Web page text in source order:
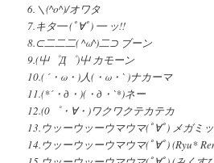
6.＼(^o^)/オワタ
7.キタ━ (ﾟ∀ﾟ) ━ ッ!!
8.⊂二二二( ^ω^)二⊃ ブーン
9.(屮゜Д゜)屮 カモーン
10.( ´・ω・)人(・ω・` )ナカーマ
11.(*´・д・)(・д・`*)ネー
12.(0゜・∀・)ワクワクテカテカ
13.ウッーウッーウマウマ(ﾟ∀ﾟ) メガミ
14.ウッーウッーウマウマ(ﾟ∀ﾟ) (Ryu*